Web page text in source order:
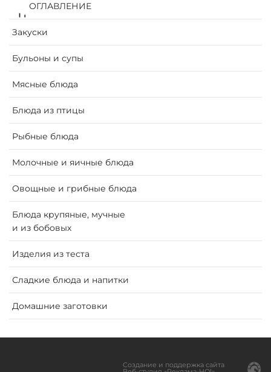
ОГЛАВЛЕНИЕ
Закуски
Бульоны и супы
Мясные блюда
Блюда из птицы
Рыбные блюда
Молочные и яичные блюда
Oвощные и грибные блюда
Блюда крупяные, мучные
и из бобовых
Изделия из теста
Сладкие блюда и напитки
Домашние заготовки
Создание и поддержка сайта